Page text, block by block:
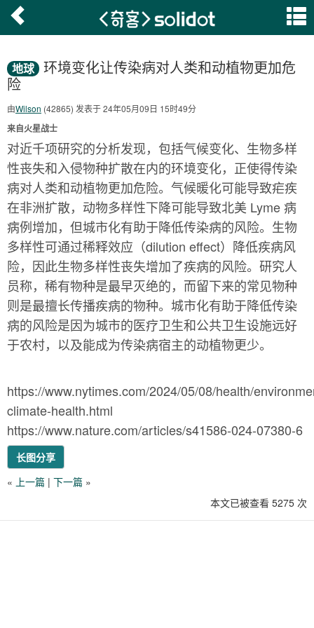
地球 环境变化让传染病对人类和动植物更加危
险
由Wilson (42865) 发表于 24年05月09日 15时49分
来自火星战士
对近千项研究的分析发现，包括气候变化、生物多样
性丧失和入侵物种扩散在内的环境变化，正使得传染
病对人类和动植物更加危险。气候暖化可能导致疟疾
在非洲扩散，动物多样性下降可能导致北美 Lyme 病
病例增加，但城市化有助于降低传染病的风险。生物
多样性可通过稀释效应（dilution effect）降低疾病风
险，因此生物多样性丧失增加了疾病的风险。研究人
员称，稀有物种是最早灭绝的，而留下来的常见物种
则是最擅长传播疾病的物种。城市化有助于降低传染
病的风险是因为城市的医疗卫生和公共卫生设施远好
于农村，以及能成为传染病宿主的动植物更少。
https://www.nytimes.com/2024/05/08/health/
climate-health.html
https://www.nature.com/articles/s41586-024-07380-6
长图分享
« 上一篇 | 下一篇 »
本文已被查看 5275 次